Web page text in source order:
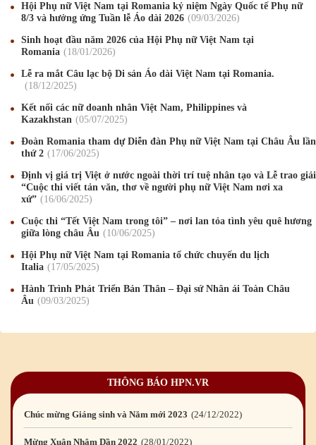
Hội Phụ nữ Việt Nam tại Romania kỷ niệm Ngày Quốc tế Phụ nữ
8/3 và hưởng ứng Tuần lễ Áo dài 2026
09/03/2026
Sinh hoạt đầu năm 2026 của Hội Phụ nữ Việt Nam tại
Romania
18/01/2026
Lễ ra mắt Câu lạc bộ Di sản Áo dài Việt Nam tại Romania.
18/12/2025
Kết nối các nữ doanh nhân Việt Nam, Philippines và
Kazakhstan
05/07/2025
Đoàn Romania tham dự Diễn đàn Phụ nữ Việt Nam tại Châu Âu lần
thứ 2
17/06/2025
Định vị giá trị Việt ở nước ngoài thời trí tuệ nhân tạo và Lễ trao giải
“Cuộc thi viết tản văn, thơ về người phụ nữ Việt Nam nơi xa
xứ”
16/06/2025
Cuộc thi “Tết Việt Nam trong tôi” – nơi lan tỏa tình yêu quê hương
giữa lòng châu Âu
10/06/2025
Hội Phụ nữ Việt Nam tại Romania tổ chức chuyến du lịch
Italia
17/05/2025
Hành Trình Phát Triển Bản Thân – Đại sứ Nhân ái Toàn Châu
Âu
09/03/2025
THÔNG BÁO HPN.VR
Mừng Xuân Canh Tý 2020 22/01 /2020
Chúc mừng Giáng sinh và Năm mới 2020 24 /12/2019
Chúc mừng Giáng sinh và Năm mới 2019 /2018
Mừng Xuân Bính Ngọ 2026 15 /02/2026
Chúc mừng Giáng sinh và Năm mới 2026 24 /12 /2025
Mừng Xuân Giáp Thìn 2024
Chúc mừng Giáng sinh và Năm mới 2024 21/12/2023
Chúc mừng Giáng sinh và Năm mới 2023 24/12
Mừng Xuân Nhâm Dần 2022 28/01 /2022
Chúc mừng Giáng sinh và Năm mới 2022